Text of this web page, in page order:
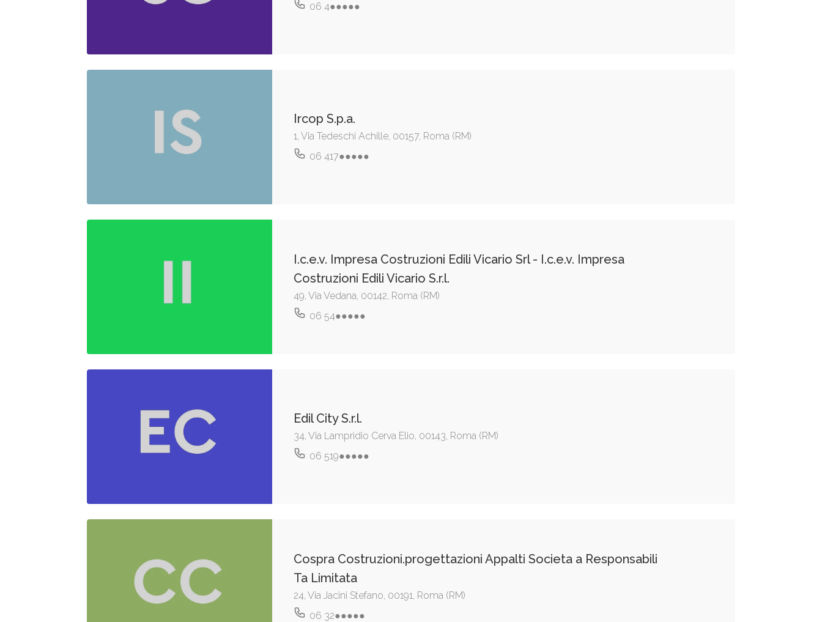
06 4●●●●●
Ircop S.p.a.
1, Via Tedeschi Achille, 00157, Roma (RM)
06 417●●●●●
I.c.e.v. Impresa Costruzioni Edili Vicario Srl - I.c.e.v. Impresa
Costruzioni Edili Vicario S.r.l.
49, Via Vedana, 00142, Roma (RM)
06 54●●●●●
Edil City S.r.l.
34, Via Lampridio Cerva Elio, 00143, Roma (RM)
06 519●●●●●
Cospra Costruzioni.progettazioni Appalti Societa a Responsabili
Ta Limitata
24, Via Jacini Stefano, 00191, Roma (RM)
06 32●●●●●